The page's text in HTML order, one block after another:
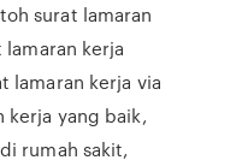
surat lamaran
kerja
lamaran kerja via
kerja yang baik,
rumah sakit,